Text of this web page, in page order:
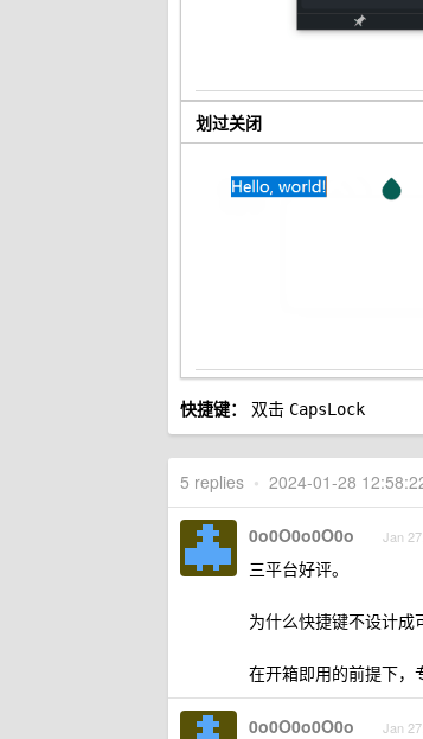
划过关闭
快捷键： 双击 CapsLock
5 replies • 2024-01-28
0o0O0o0O0o Jan
三平台好评。
为什么快捷键不设计成
在开箱即用的前提下，
0o0O0o0O0o Jan